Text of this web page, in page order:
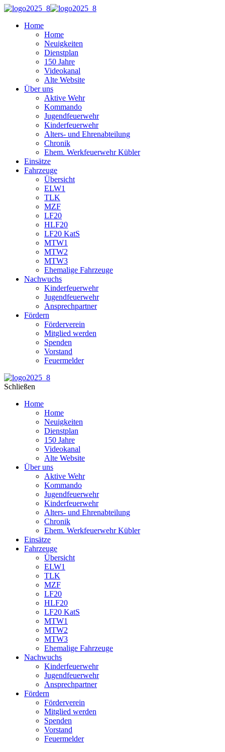
Home
Home
Neuigkeiten
Dienstplan
150 Jahre
Videokanal
Alte Website
Über uns
Aktive Wehr
Kommando
Jugendfeuerwehr
Kinderfeuerwehr
Alters- und Ehrenabteilung
Chronik
Ehem. Werkfeuerwehr Kübler
Einsätze
Fahrzeuge
Übersicht
ELW1
TLK
MZF
LF20
HLF20
LF20 KatS
MTW1
MTW2
MTW3
Ehemalige Fahrzeuge
Nachwuchs
Kinderfeuerwehr
Jugendfeuerwehr
Ansprechpartner
Fördern
Förderverein
Mitglied werden
Spenden
Vorstand
Feuermelder
Schließen
Home
Home
Neuigkeiten
Dienstplan
150 Jahre
Videokanal
Alte Website
Über uns
Aktive Wehr
Kommando
Jugendfeuerwehr
Kinderfeuerwehr
Alters- und Ehrenabteilung
Chronik
Ehem. Werkfeuerwehr Kübler
Einsätze
Fahrzeuge
Übersicht
ELW1
TLK
MZF
LF20
HLF20
LF20 KatS
MTW1
MTW2
MTW3
Ehemalige Fahrzeuge
Nachwuchs
Kinderfeuerwehr
Jugendfeuerwehr
Ansprechpartner
Fördern
Förderverein
Mitglied werden
Spenden
Vorstand
Feuermelder